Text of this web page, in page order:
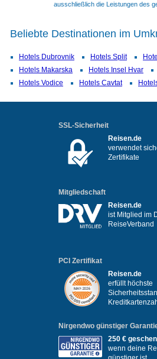
ausschließlich die Leistungen des
Beliebte Destinationen im
Hotels Dubrovnik Hotels Split
Hotels Makarska
Hotels Insel Hvar
Hotels Vodice
Hotels Cavtat
SSL-Sicherheit
Reisen.de
verwendet
Zertifikate
Mitgliedschaft
Reisen.de
ist Mitglied im
ReiseVerband
PCI Zertifikat
Reisen.de
erfüllt höchste
Nirgendwo günstiger
250 €
wenn deine